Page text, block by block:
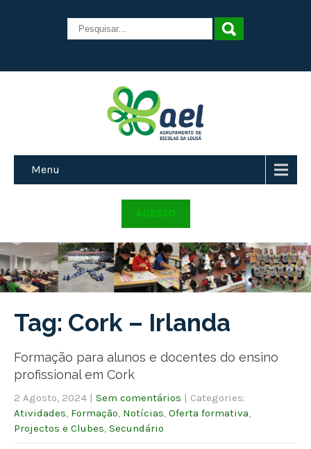
Menu
ACESSO
Tag: Cork – Irlanda
Formação para alunos e docentes do ensino
profissional em Cork
2 Agosto, 2024 | Sem comentários | Categories:
Atividades Formação Notícias Oferta formativa
Projectos e Clubes Secundário